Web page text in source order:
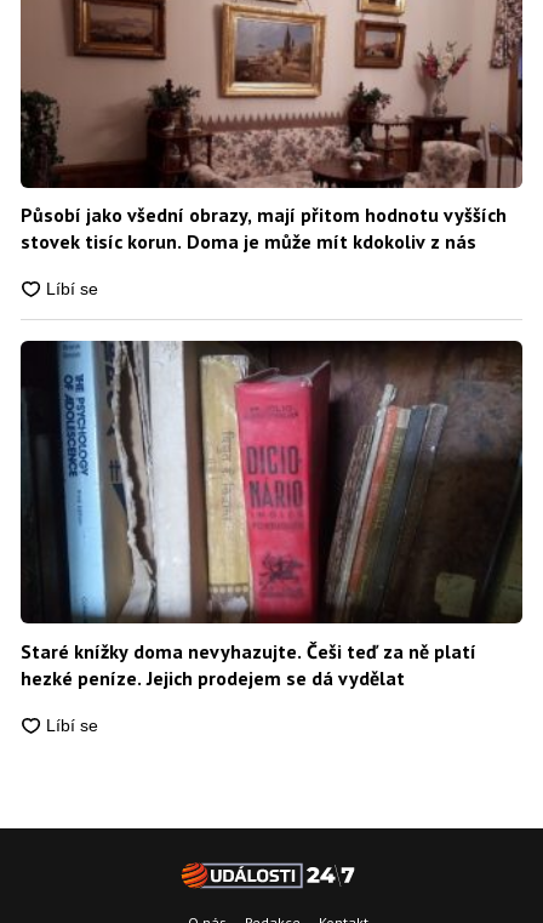
Působí jako všední obrazy, mají přitom hodnotu vyšších
stovek tisíc korun. Doma je může mít kdokoliv z nás
Staré knížky doma nevyhazujte. Češi teď za ně platí
hezké peníze. Jejich prodejem se dá vydělat